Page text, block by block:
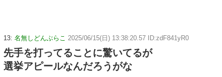
13: 名無しどんぶらこ 2025/06/15(日) 13:38:20.57 ID:zdF841yR0
先手を打ってることに驚いてるが
選挙アピールなんだろうがな